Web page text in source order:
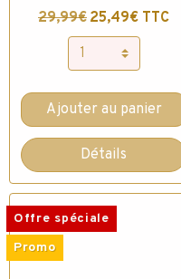
29,99€ 25,49€ TTC
Ajouter au panier
Détails
Offre spéciale
Promo